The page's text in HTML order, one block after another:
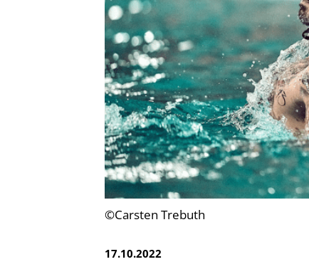
©Carsten Trebuth
17.10.2022
Quicklinks
Vereinsfinder
Lizenzwesen
Zentrale Hinweisstelle
Anti-Doping
Recht auf sicheren Schwimmsport